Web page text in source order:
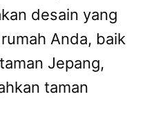
desain yang
Anda, baik
Jepang,
taman